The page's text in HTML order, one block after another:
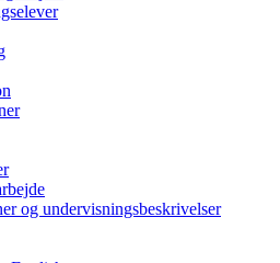
og undervisningsbeskrivelser